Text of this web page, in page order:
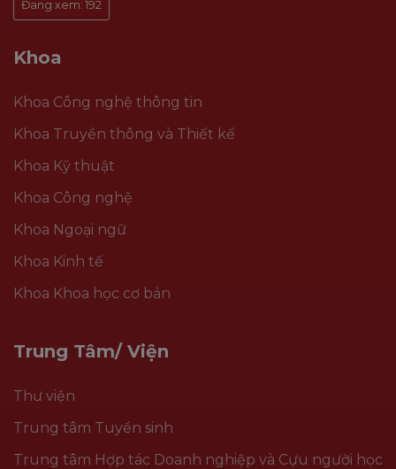
Đang xem: 192
Khoa
Khoa Công nghệ thông tin
Khoa Truyền thông và Thiết kế
Khoa Kỹ thuật
Khoa Công nghệ
Khoa Ngoại ngữ
Khoa Kinh tế
Khoa Khoa học cơ bản
Trung Tâm/ Viện
Thư viện
Trung tâm Tuyển sinh
Trung tâm Hợp tác Doanh nghiệp và Cựu người học